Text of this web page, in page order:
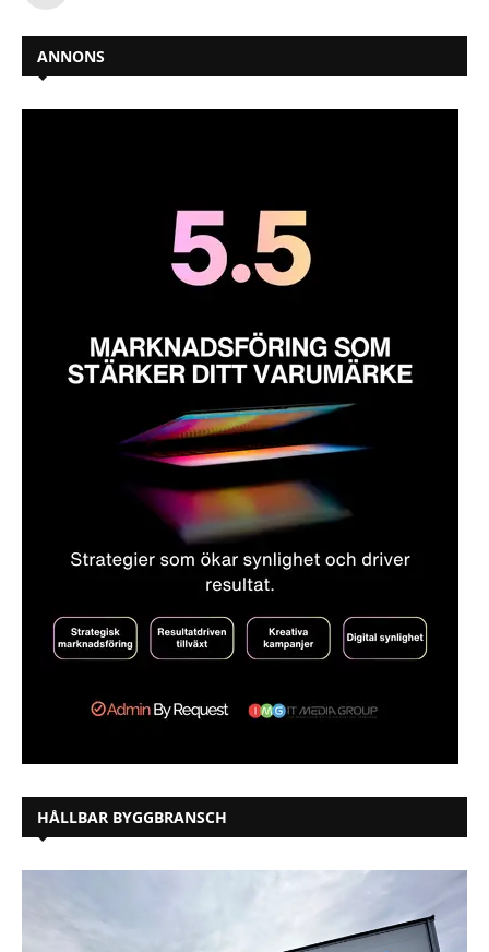
ANNONS
HÅLLBAR BYGGBRANSCH